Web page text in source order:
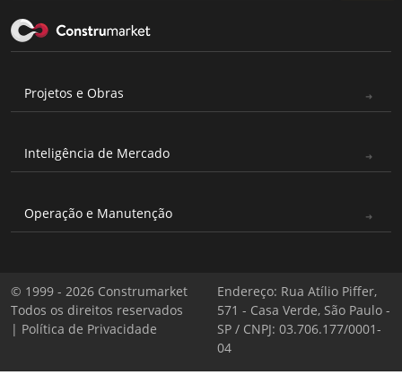
Projetos e Obras
Inteligência de Mercado
Operação e Manutenção
© 1999 - 2026 Construmarket
Todos os direitos reservados
| Política de Privacidade
Endereço: Rua Atílio Piffer,
571 - Casa Verde, São Paulo -
SP / CNPJ: 03.706.177/0001-
04